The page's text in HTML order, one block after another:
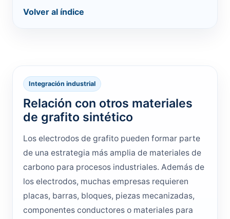
Volver al índice
Integración industrial
Relación con otros materiales
de grafito sintético
Los electrodos de grafito pueden formar parte
de una estrategia más amplia de materiales de
carbono para procesos industriales. Además de
los electrodos, muchas empresas requieren
placas, barras, bloques, piezas mecanizadas,
componentes conductores o materiales para